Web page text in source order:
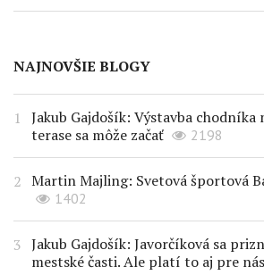
NAJNOVŠIE BLOGY
Jakub Gajdošík: Výstavba chodníka
terase sa môže začať
2198
Martin Majling: Svetová športová
1402
Jakub Gajdošík: Javorčíková sa
mestské časti. Ale platí to aj pre